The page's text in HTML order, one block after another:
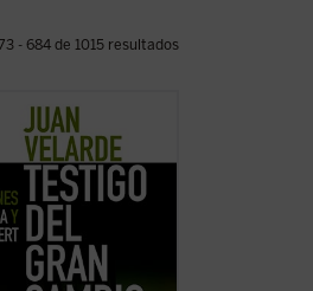
- 684 de 1015 resultados
mejor que
de los economistas
de nuestro país en
Y no sólo por su
el desarrollo de la
académica en